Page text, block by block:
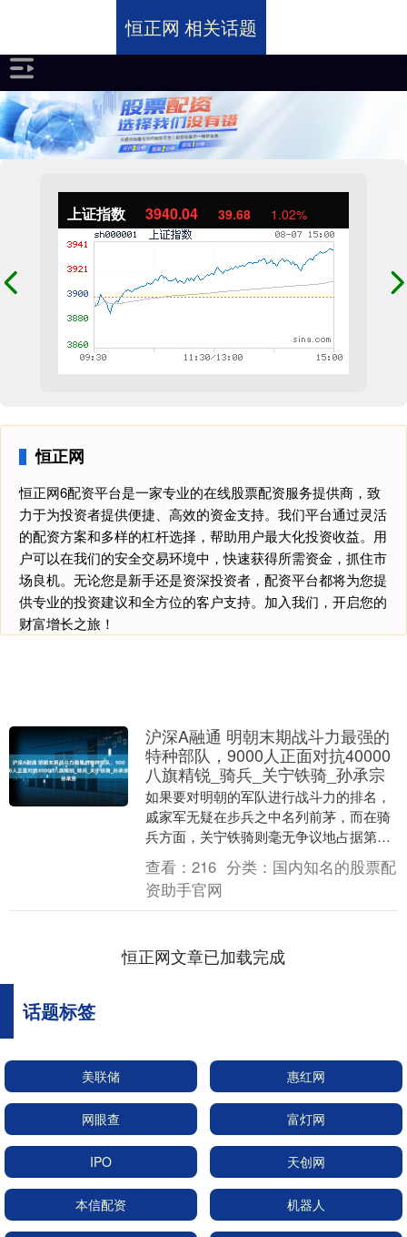
上证指数 3940.04 39.68 1.02%
恒正网
恒正网6配资平台是一家专业的在线股票配资服务提供商，致
力于为投资者提供便捷、高效的资金支持。我们平台通过灵活
的配资方案和多样的杠杆选择，帮助用户最大化投资收益。用
户可以在我们的安全交易环境中，快速获得所需资金，抓住市
场良机。无论您是新手还是资深投资者，配资平台都将为您提
供专业的投资建议和全方位的客户支持。加入我们，开启您的
财富增长之旅！
恒正网 相关话题
沪深A融通 明朝末期战斗力最强的
特种部队，9000人正面对抗40000
八旗精锐_骑兵_关宁铁骑_孙承宗
如果要对明朝的军队进行战斗力的排名，
戚家军无疑在步兵之中名列前茅，而在骑
兵方面，关宁铁骑则毫无争议地占据第一
的位置。想象一下，若关宁铁骑与戚家军
在战场上对峙，戚....
查看： 216 分类： 国内知名的股票配
资助手官网
恒正网文章已加载完成
话题标签
美联储 惠红网
网眼查 富灯网
IPO 天创网
本信配资 机器人